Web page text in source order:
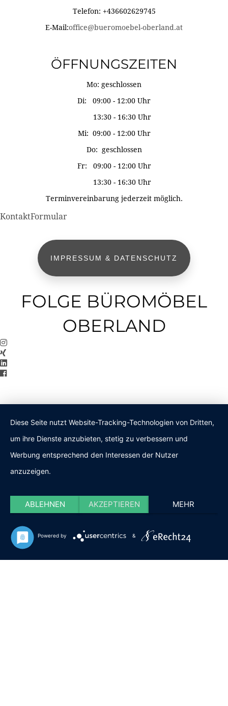
Telefon: +436602629745
E-Mail:office@bueromoebel-oberland.at
ÖFFNUNGSZEITEN
Mo: geschlossen
Di: 09:00 - 12:00 Uhr
13:30 - 16:30 Uhr
Mi: 09:00 - 12:00 Uhr
Do: geschlossen
Fr: 09:00 - 12:00 Uhr
13:30 - 16:30 Uhr
Terminvereinbarung jederzeit möglich.
KontaktFormular
IMPRESSUM & DATENSCHUTZ
FOLGE BÜROMÖBEL
OBERLAND
Diese Seite nutzt Website-Tracking-Technologien von Dritten,
um ihre Dienste anzubieten, stetig zu verbessern und
Werbung entsprechend den Interessen der Nutzer
anzuzeigen.
ABLEHNEN AKZEPTIEREN MEHR
Powered by &